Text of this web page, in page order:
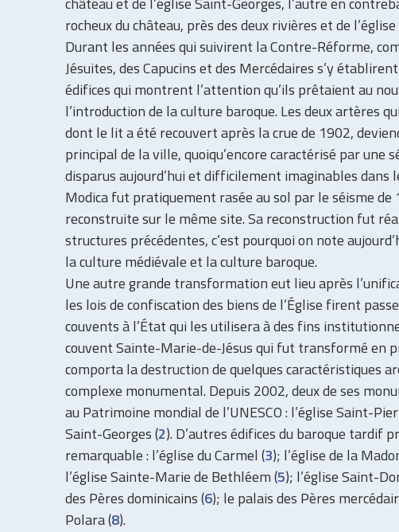
rocheux du château, près des deux rivières et de
Durant les années qui suivirent la Contre-Réforme,
Jésuites, des Capucins et des Mercédaires s’y
édifices qui montrent l’attention qu’ils prêtaient au
l’introduction de la culture baroque. Les deux artères
dont le lit a été recouvert après la crue de 1902,
principal de la ville, quoiqu’encore caractérisé par une
disparus aujourd’hui et difficilement imaginables dans
Modica fut pratiquement rasée au sol par le séisme de
reconstruite sur le même site. Sa reconstruction fut
structures précédentes, c’est pourquoi on note
la culture médiévale et la culture baroque.
Une autre grande transformation eut lieu après
les lois de confiscation des biens de l’Église firent
couvents à l’État qui les utilisera à des fins
couvent Sainte-Marie-de-Jésus qui fut transformé en
comporta la destruction de quelques caractéristiques
complexe monumental. Depuis 2002, deux de ses
au Patrimoine mondial de l’UNESCO : l’église Saint-
Saint-Georges (2). D’autres édifices du baroque tardif
remarquable : l’église du Carmel (3); l’église de la
l’église Sainte-Marie de Bethléem (5); l’église Saint-
des Pères dominicains (6); le palais des Pères
Polara (8).